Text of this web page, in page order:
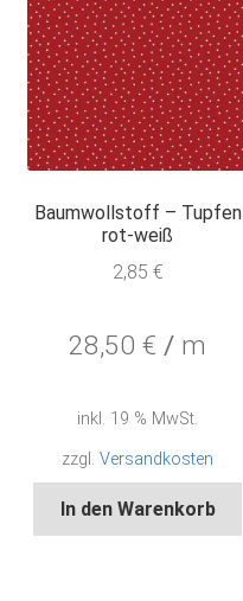
Baumwollstoff – Tupfen
rot-weiß
2,85 €
28,50€ / m
inkl. 19 % MwSt.
zzgl.Versandkosten
In den Warenkorb